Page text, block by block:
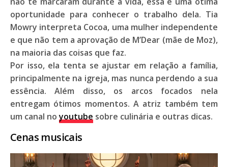
oportunidade para conhecer o trabalho dela. Tia
Mowry interpreta Cocoa, uma mulher independente
e que não tem a aprovação de M’Dear (mãe de Moz),
na maioria das coisas que faz.
Por isso, ela tenta se ajustar em relação a família,
principalmente na igreja, mas nunca perdendo a sua
essência. Além disso, os arcos focados nela
entregam ótimos momentos. A atriz também tem
um canal noyoutube sobre culinária e outras dicas.
Cenas musicais